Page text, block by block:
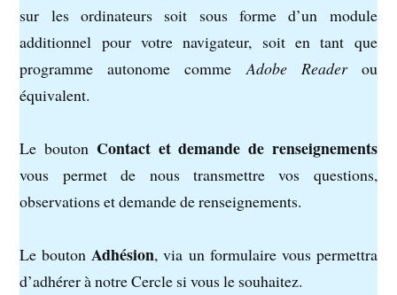
sur les ordinateurs soit sous forme d’un module
additionnel pour votre navigateur, soit en tant que
programme autonome comme Adobe Readerou
équivalent.
Le bouton Contact et demande de renseignements
vous permet de nous transmettre vos questions,
observations et demande de renseignements.
Le boutonAdhésion, via un formulaire vous permettra
d’adhérer à notre Cercle si vous le souhaitez.